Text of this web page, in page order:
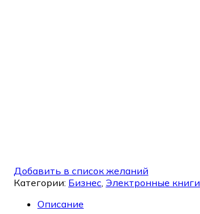
Добавить в список желаний
Категории: Бизнес, Электронные книги
Описание